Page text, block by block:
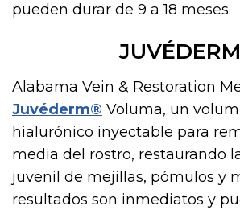
pueden durar de 9 a 18 meses.
JUVÉDERM
Alabama Vein & Restoration
Juvéderm® Voluma, un
hialurónico inyectable para
media del rostro, restaurando
juvenil de mejillas, pómulos y
resultados son inmediatos y